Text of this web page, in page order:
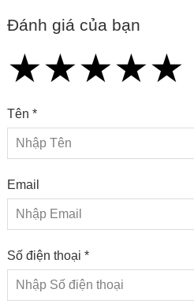
Đánh giá của bạn
★
★★
★★★
★★★★
★★★★★
Tên *
Email
Số điện thoại *